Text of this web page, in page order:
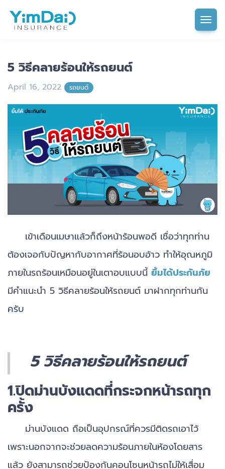
5 วิธีคลายร้อนให้รถยนต์
April 16, 2022 รถยนต์
เข้าเดือนเมษาแล้วก็ถึงหน้าร้อนพอดี เชื่อว่าทุกท่าน
ต้องเจอกับปัญหากับอากาศที่ร้อนอบอ้าว ทำให้อุณหภูมิ
ภายในรถร้อนเหมือนอยู่ในเตาอบแบบนี้ ยิ้มได้ประกันภัย
มีคำแนะนำ 5 วิธีคลายร้อนให้รถยนต์ มาฝากทุกท่านกัน
ครับ
5 วิธีคลายร้อนให้รถยนต์
1.ปิดม่านบังแดดที่กระจกหน้ารถทุก
ครั้ง
ม่านบังแดด ถือเป็นอุปกรณ์ที่ควรมีติดรถเอาไว้
เพราะนอกจากจะช่วยลดความร้อนภายในห้องโดยสาร
แล้ว ยังสามารถช่วยป้องกันคอนโซนหน้ารถไม่ให้เสื่อม